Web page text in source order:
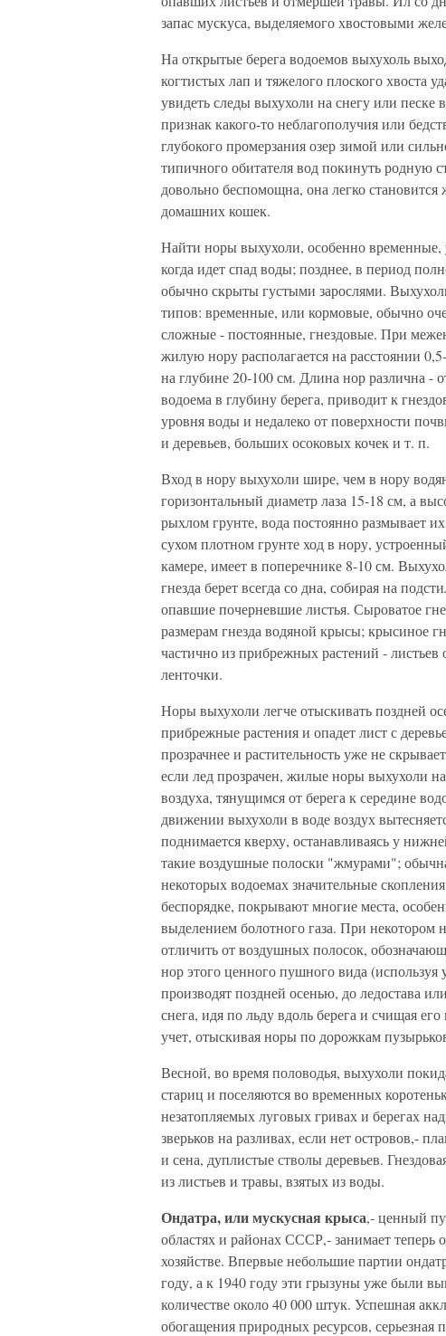
запас мускуса, выделяемого хвостовыми
На открытые берега водоемов выхухоль
когтистых лап и тяжелого плоского хвоста
увидеть следы выхухоли на снегу или песке
признак какого-то неблагополучия или
глубокого промерзания озер зимой или
типичного обитателя вод покинуть родную
довольно беспомощна, она легко
домашних кошек.
Найти норы выхухоли, особенно временные,
когда идет спад воды; позднее, в период
обычно скрыты густыми зарослями.
типов: временные, или кормовые, обычно
сложные - постоянные, гнездовые. При
жилую нору располагается на расстоянии
на глубине 20-100 см. Длина нор различна -
водоема в глубину берега, приводит к
уровня воды и недалеко от поверхности
и деревьев, больших осоковых кочек и т. п.
Вход в нору выхухоли шире, чем в нору
горизонтальный диаметр лаза 15-18 см, а
рыхлом грунте, вода постоянно размывает
сухом плотном грунте ход в нору,
камере, имеет в поперечнике 8-10 см.
гнезда берет всегда со дна, собирая на
опавшие почерневшие листья. Сыроватое
размерам гнезда водяной крысы; крысиное
частично из прибрежных растений -
ленточки.
Норы выхухоли легче отыскивать поздней
прибрежные растения и опадет лист с
прозрачнее и растительность уже не
если лед прозрачен, жилые норы выхухоли
воздуха, тянущимся от берега к середине
движении выхухоли в воде воздух
поднимается кверху, останавливаясь у
такие воздушные полоски "жмурами";
некоторых водоемах значительные
беспорядке, покрывают многие места,
выделением болотного газа. При некотором
отличить от воздушных полосок,
нор этого ценного пушного вида
производят поздней осенью, до ледостава
снега, идя по льду вдоль берега и счищая
учет, отыскивая норы по дорожкам
Весной, во время половодья, выхухоли
стариц и поселяются во временных
незатопляемых луговых гривах и берегах
зверьков на разливах, если нет островов,-
и сена, дуплистые стволы деревьев.
из листьев и травы, взятых из воды.
Ондатра, или мускусная крыса,- ценный
областях и районах СССР,- занимает
хозяйстве. Впервые небольшие партии
году, а к 1940 году эти грызуны уже были
количестве около 40 000 штук. Успешная
обогащения природных ресурсов, серьезная